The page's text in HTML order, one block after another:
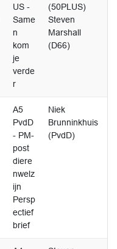
US -
Same
n
kom
je
verde
r
(50PLUS)
Steven
Marshall
(D66)
A5
PvdD
- PM-
post
diere
nwelz
ijn
Persp
ectief
brief
Niek
Brunninkhuis
(PvdD)